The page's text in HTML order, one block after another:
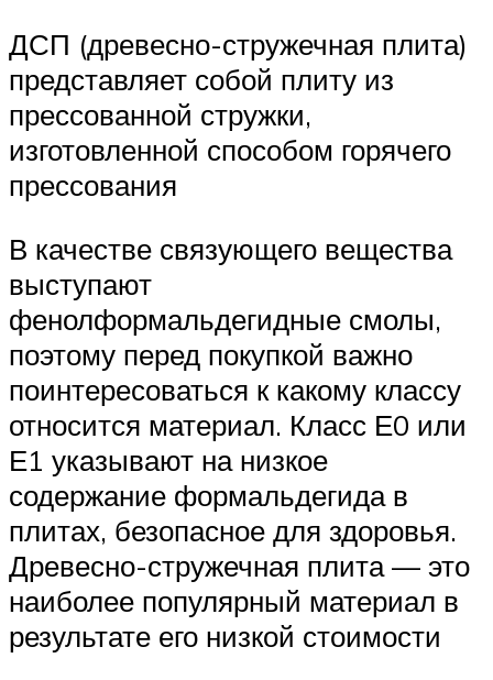
ДСП (древесно-стружечная плита)
представляет собой плиту из
прессованной стружки,
изготовленной способом горячего
прессования
В качестве связующего вещества
выступают
фенолформальдегидные смолы,
поэтому перед покупкой важно
поинтересоваться к какому классу
относится материал. Класс Е0 или
Е1 указывают на низкое
содержание формальдегида в
плитах, безопасное для здоровья.
Древесно-стружечная плита — это
наиболее популярный материал в
результате его низкой стоимости